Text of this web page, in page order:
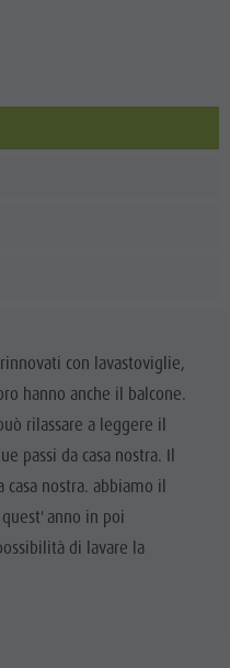
con lavastoviglie,
hanno anche il balcone.
rilassare a leggere il
passi da casa nostra. Il
nostra. abbiamo il
anno in poi
di lavare la